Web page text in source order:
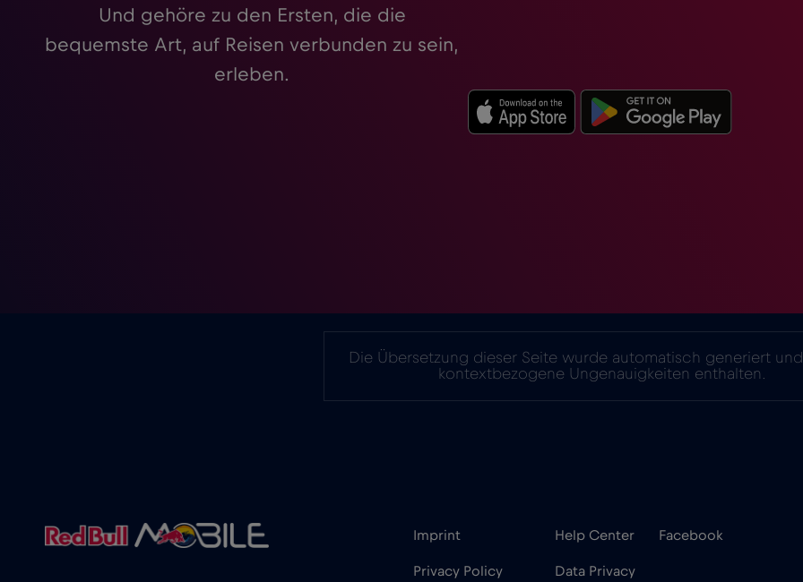
Und gehöre zu den Ersten, die die
bequemste Art, auf Reisen verbunden zu sein,
erleben.
Die Übersetzung dieser Seite wurde automatisch generiert
kontextbezogene Ungenauigkeiten enthalten.
Imprint
Privacy Policy
Help Center
Data Privacy
Facebook